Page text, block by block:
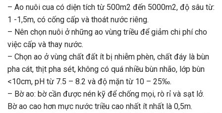
– Ao nuôi cua có diện tích từ 500m2 đến 5000m2, độ sâu từ:
1 -1,5m, có cống cấp và thoát nước riêng.
– Nên chọn nuôi ở những ao vùng triều để giảm chi phí cho
việc cấp và thay nước.
– Chọn ao ở vùng chất đất ít bị nhiễm phèn, chất đáy là bùn
pha cát, thịt pha sét, không có quá nhiều bùn nhão, lớp bùn
<10cm, pH từ 7.5 – 8.2 và độ mặn từ 10 – 25‰.
– Bờ ao: bờ cần được nén kỹ để chống mọi, rò rỉ và sạt lở.
Bờ ao cao hơn mực nước triều cao nhất ít nhất là 0,5m.